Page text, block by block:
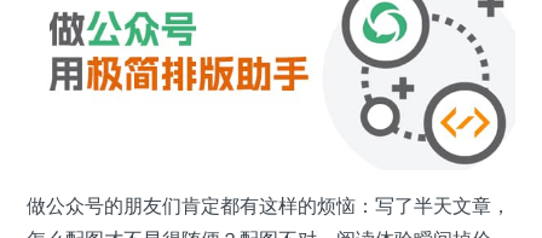
做公众号的朋友们肯定都有这样的烦恼：写了半天文章，